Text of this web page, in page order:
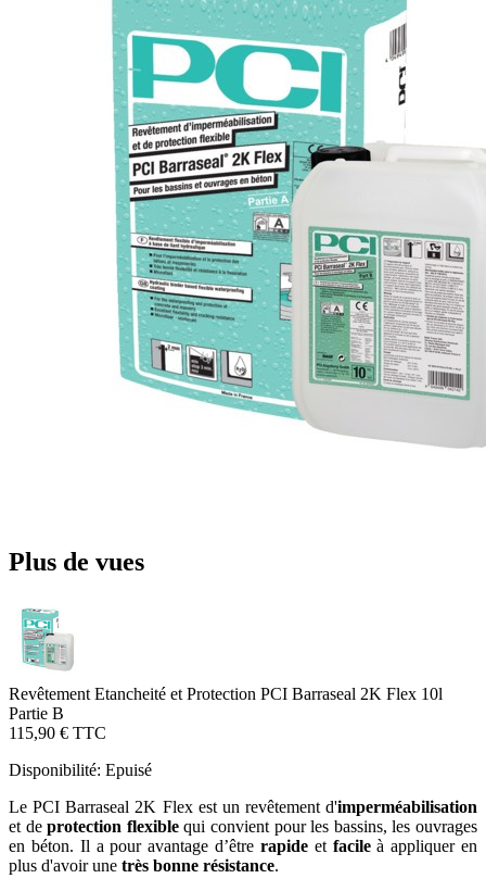
Plus de vues
Revêtement Etancheité et Protection PCI Barraseal 2K Flex 10l
Partie B
115,90 € TTC
Disponibilité: Epuisé
Le PCI Barraseal 2K Flex est un revêtement d'imperméabilisation
et deprotection flexiblequi convient pour les bassins, les ouvrages
en béton. Il a pour avantage d’être rapideet facileà appliquer en
plus d'avoir une très bonne résistance.